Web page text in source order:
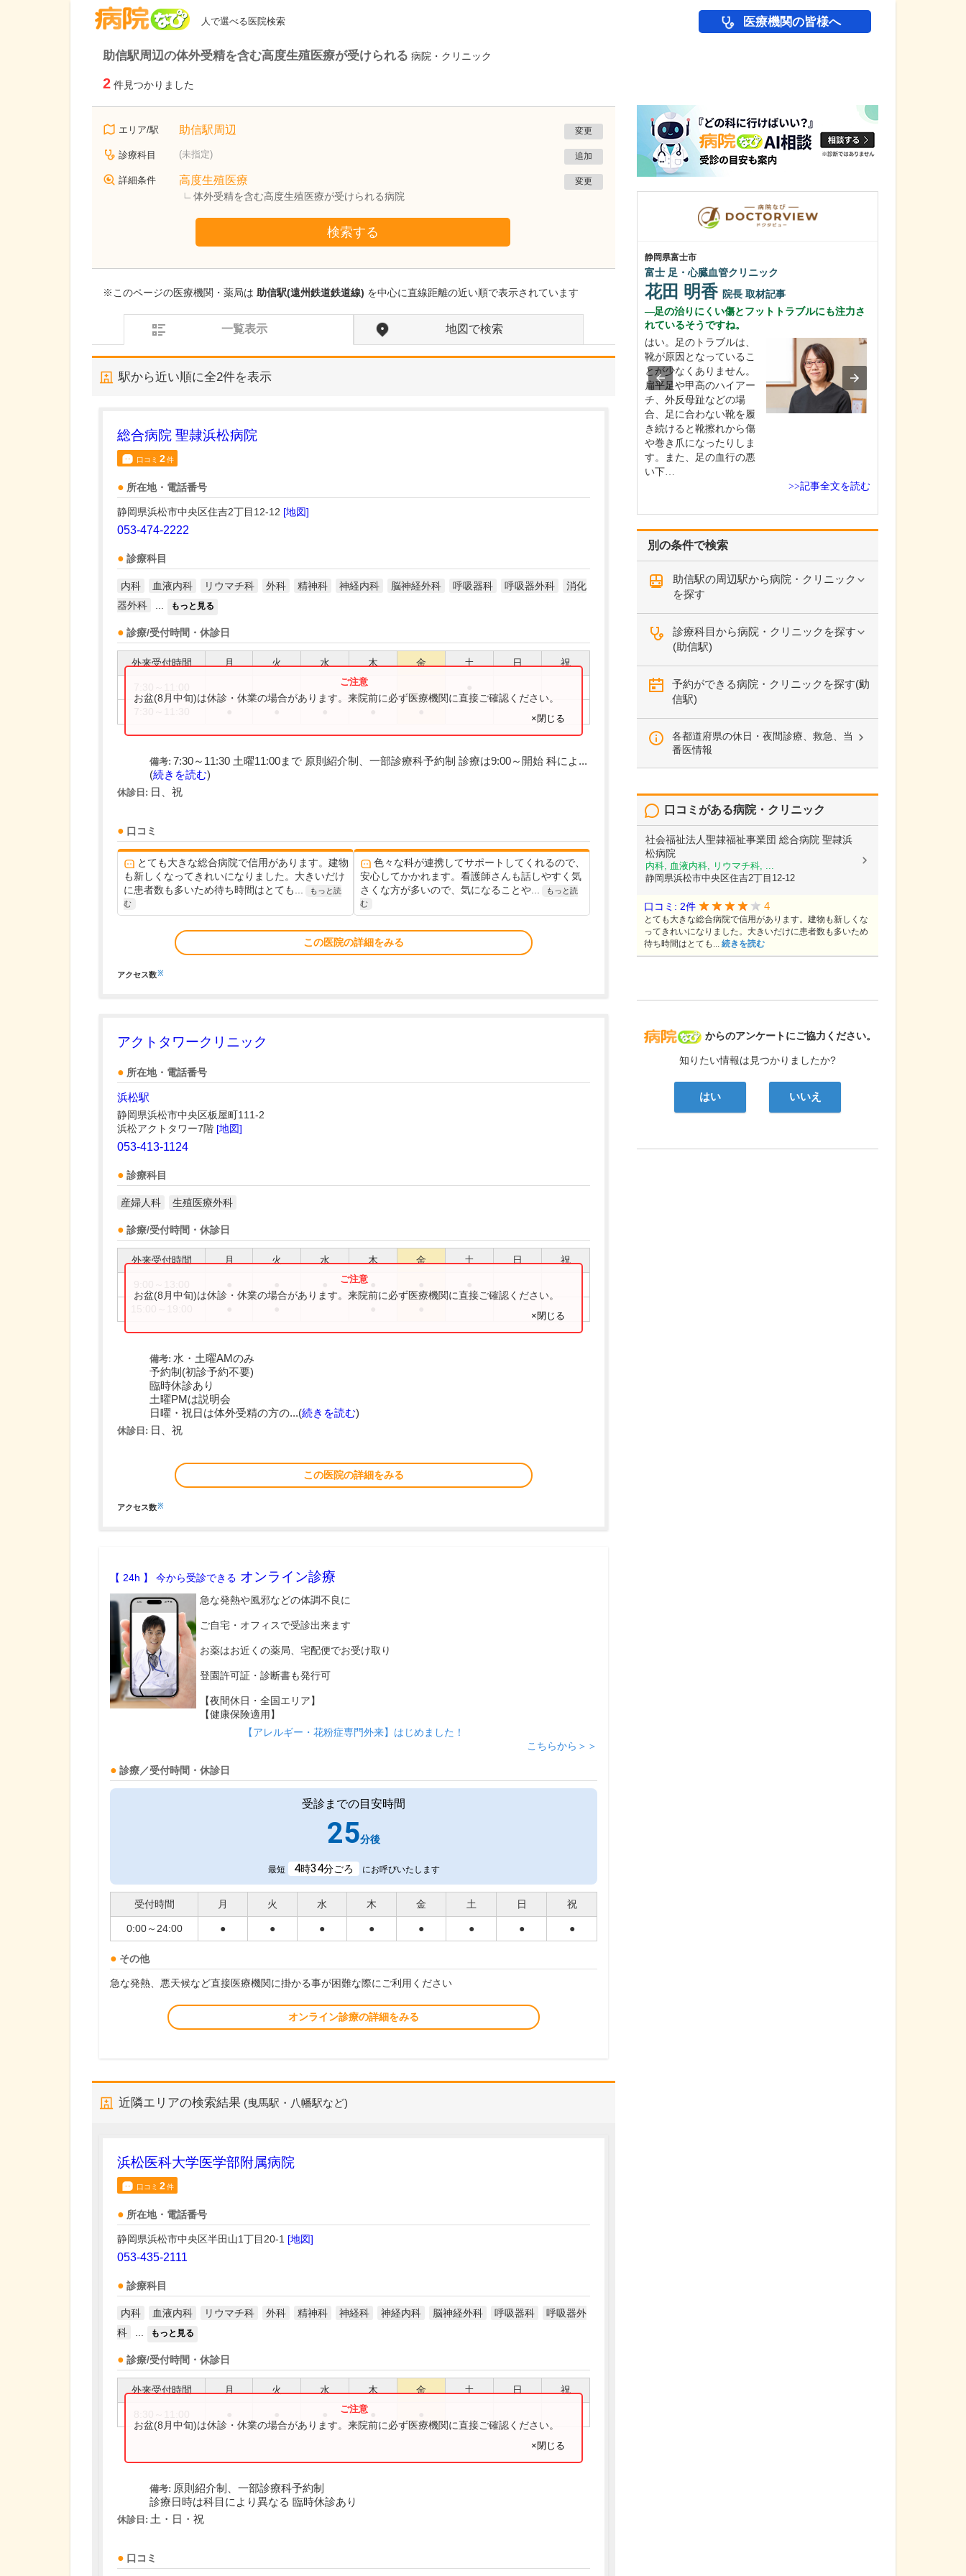
人で選べる医院検索 医療機関の皆様へ
助信駅周辺の体外受精を含む高度生殖医療が受けられる 病院・クリニック
2 件見つかりました
エリア/駅 助信駅周辺 変更
診療科目 (未指定) 追加
詳細条件 高度生殖医療
体外受精を含む高度生殖医療が受けられる病院
変更
検索する
※このページの医療機関・薬局は 助信駅(遠州鉄道鉄道線) を中心に直線距離の近い順で表示されています
一覧表示 地図で検索
駅から近い順に全2件を表示
総合病院 聖隷浜松病院
口コミ 2件
所在地・電話番号
静岡県浜松市中央区住吉2丁目12-12 [地図]
053-474-2222
診療科目
内科 血液内科 リウマチ科 外科 精神科 神経内科 脳神経外科 呼吸器科 呼吸器外科
消化
器外科
もっと見る
診療/受付時間・休診日
外来受付時間 月 火 水 木 金 土 日 祝
お盆(8月中旬)は休診・休業の場合があります。来院前に必ず医療機関に直接ご確認ください。
×閉じる
備考: 7:30～11:30 土曜11:00まで 原則紹介制、一部診療科予約制 診療は9:00～開始 科によ...
(続きを読む)
休診日: 日、祝
口コミ
とても大きな総合病院で信用があります。建物
も新しくなってきれいになりました。大きいだけ
に患者数も多いため待ち時間はとても...
もっと読
む
色々な科が連携してサポートしてくれるので、
安心してかかれます。看護師さんも話しやすく気
さくな方が多いので、気になることや...
もっと読
む
この医院の詳細をみる
アクセス数※
アクトタワークリニック
所在地・電話番号
浜松駅
静岡県浜松市中央区板屋町111-2
浜松アクトタワー7階 [地図]
053-413-1124
診療科目
産婦人科 生殖医療外科
診療/受付時間・休診日
外来受付時間 月 火 水 木 金 土 日 祝
お盆(8月中旬)は休診・休業の場合があります。来院前に必ず医療機関に直接ご確認ください。
×閉じる
備考: 水・土曜AMのみ
予約制(初診予約不要)
臨時休診あり
土曜PMは説明会
日曜・祝日は体外受精の方の...(続きを読む)
休診日: 日、祝
この医院の詳細をみる
アクセス数※
【 24h 】 今から受診できる オンライン診療
急な発熱や風邪などの体調不良に
ご自宅・オフィスで受診出来ます
お薬はお近くの薬局、宅配便でお受け取り
登園許可証・診断書も発行可
【夜間休日・全国エリア】
【健康保険適用】
【アレルギー・花粉症専門外来】はじめました！
こちらから＞＞
診療／受付時間・休診日
受診までの目安時間
25分後
最短 4時34分ごろ にお呼びいたします
受付時間 月 火 水 木 金 土 日 祝
0:00～24:00 ● ● ● ● ● ● ● ●
その他
急な発熱、悪天候など直接医療機関に掛かる事が困難な際にご利用ください
オンライン診療の詳細をみる
近隣エリアの検索結果 (曳馬駅・八幡駅など)
浜松医科大学医学部附属病院
口コミ 2件
所在地・電話番号
静岡県浜松市中央区半田山1丁目20-1 [地図]
053-435-2111
診療科目
内科 血液内科 リウマチ科 外科 精神科 神経科 神経内科 脳神経外科 呼吸器科
呼吸器外
科
もっと見る
診療/受付時間・休診日
外来受付時間 月 火 水 木 金 土 日 祝
お盆(8月中旬)は休診・休業の場合があります。来院前に必ず医療機関に直接ご確認ください。
×閉じる
備考: 原則紹介制、一部診療科予約制
診療日時は科目により異なる 臨時休診あり
休診日: 土・日・祝
口コミ
別の条件で検索
助信駅の周辺駅から病院・クリニック
を探す
診療科目から病院・クリニックを探す
(助信駅)
予約ができる病院・クリニックを探す(助
信駅)
各都道府県の休日・夜間診療、救急、当
番医情報
病院なび
からのアンケートにご協力ください。
知りたい情報は見つかりましたか?
はい いいえ
口コミがある病院・クリニック
社会福祉法人聖隷福祉事業団 総合病院 聖隷浜
松病院
内科, 血液内科, リウマチ科, ...
静岡県浜松市中央区住吉2丁目12-12
口コミ: 2件 4
とても大きな総合病院で信用があります。建物も新しくな
ってきれいになりました。大きいだけに患者数も多いため
待ち時間はとても... 続きを読む
ひびのクリニック
日比野 正幸院長取材記事
入れている分野があれば教えてください。
勤務医時代、がんで苦し
む多くの患者さんと向き
静岡県富士市
富士 足・心臓血管クリニック
花田 明香 院長 取材記事
足の治りにくい傷とフットトラブルにも注力さ
れているそうですね。
はい。足のトラブルは、
靴が原因となっているこ
とが少なくありません。
扁平足や甲高のハイアー
チ、外反母趾などの場
合、足に合わない靴を履
き続けると靴擦れから傷
や巻き爪になったりしま
す。また、足の血行の悪
い下…
>>記事全文を読む